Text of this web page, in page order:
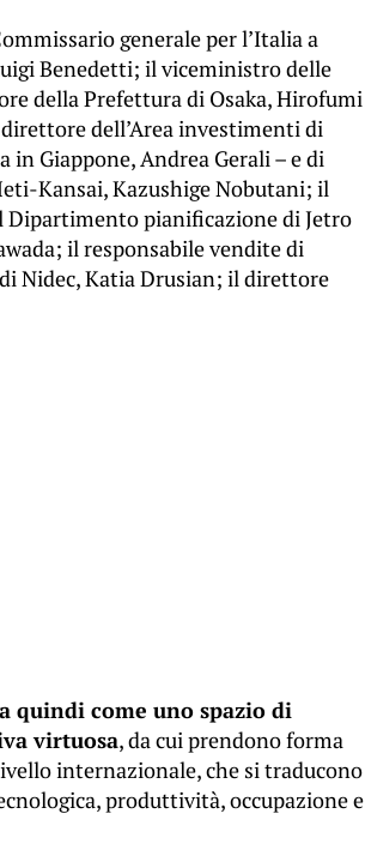
generale per l’Italia a
Benedetti; il viceministro delle
della Prefettura di Osaka, Hirofumi
dell’Area investimenti di
Giappone, Andrea Gerali – e di
Kansai, Kazushige Nobutani; il
Dipartimento pianificazione di Jetro
il responsabile vendite di
Nidec, Katia Drusian; il direttore
quindi come uno spazio di
virtuosa, da cui prendono forma
internazionale, che si traducono
produttività, occupazione e